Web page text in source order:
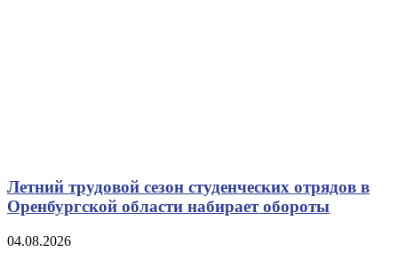
Летний трудовой сезон студенческих отрядов в
Оренбургской области набирает обороты
04.08.2026